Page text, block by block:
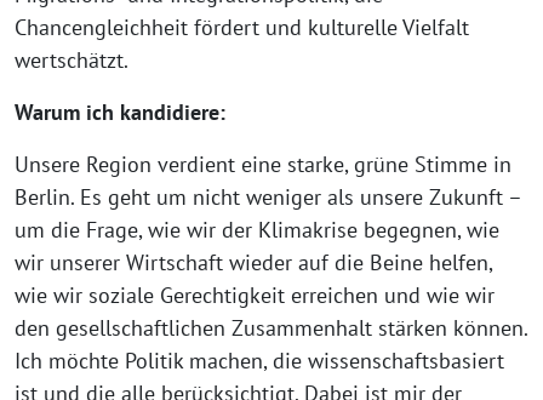
Chancengleichheit fördert und kulturelle Vielfalt
wertschätzt.
Warum ich kandidiere:
Unsere Region verdient eine starke, grüne Stimme in
Berlin. Es geht um nicht weniger als unsere Zukunft –
um die Frage, wie wir der Klimakrise begegnen, wie
wir unserer Wirtschaft wieder auf die Beine helfen,
wie wir soziale Gerechtigkeit erreichen und wie wir
den gesellschaftlichen Zusammenhalt stärken können.
Ich möchte Politik machen, die wissenschaftsbasiert
ist und die alle berücksichtigt. Dabei ist mir der